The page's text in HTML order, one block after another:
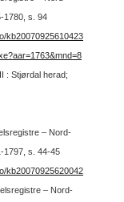
1780, s. 94
kb20070925610423
: Stjørdal herad;
– Nord-
1797, s. 44-45
kb20070925620042
– Nord-